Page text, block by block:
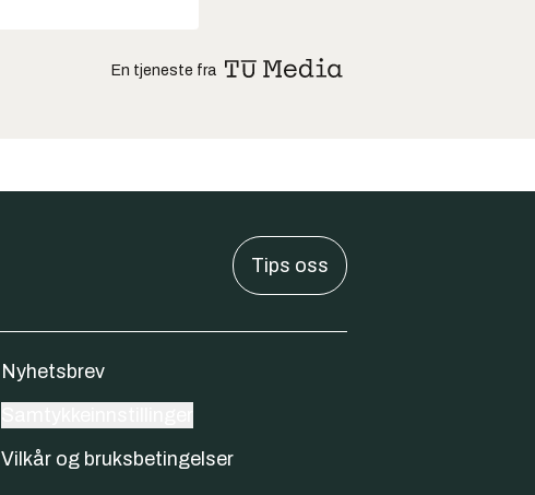
En tjeneste fra
Tips oss
Nyhetsbrev
Vilkår og bruksbetingelser